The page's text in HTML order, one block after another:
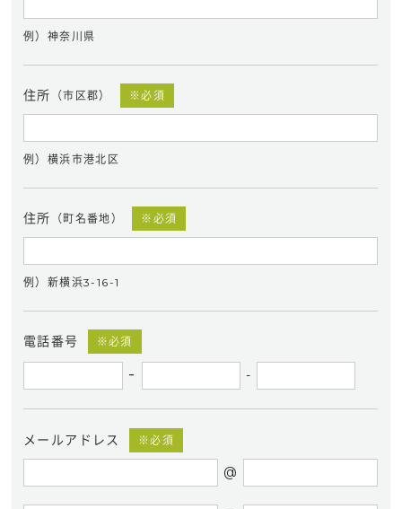
例）神奈川県
住所 （市区郡） ※必須
例）横浜市港北区
住所 （町名番地） ※必須
例）新横浜3-16-1
電話番号 ※必須
- -
メールアドレス ※必須
@